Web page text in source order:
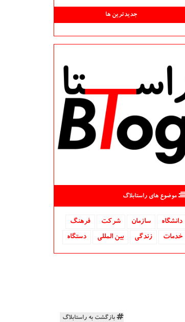
جدیدترین ها
موضوع های راستابلاگ
دانشگاه‌ سازمان شركت
فرهنگ
خدمات
زندگی بین المللی دستگاه
بازگشت به راستابلاگ